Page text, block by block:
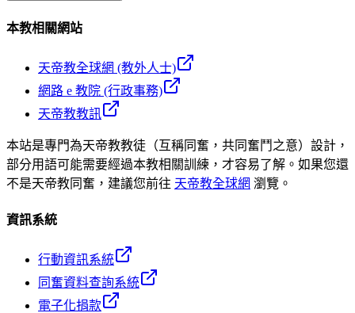
本教相關網站
天帝教全球網 (教外人士)
網路 e 教院 (行政事務)
天帝教教訊
本站是專門為天帝教教徒（互稱同奮，共同奮鬥之意）設計，
部分用語可能需要經過本教相關訓練，才容易了解。如果您還
不是天帝教同奮，建議您前往 天帝教全球網 瀏覽。
資訊系統
行動資訊系統
同奮資料查詢系統
電子化捐款